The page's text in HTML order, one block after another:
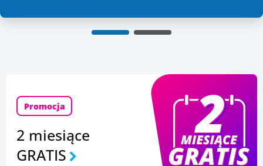
Promocja
2 miesiące
GRATIS